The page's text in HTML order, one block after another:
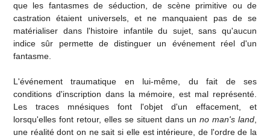
que les fantasmes de séduction, de scène primitive ou de
castration étaient universels, et ne manquaient pas de se
matérialiser dans l'histoire infantile du sujet, sans qu'aucun
indice sûr permette de distinguer un événement réel d'un
fantasme.
L'événement traumatique en lui-même, du fait de ses
conditions d'inscription dans la mémoire, est mal représenté.
Les traces mnésiques font l'objet d'un effacement, et
lorsqu'elles font retour, elles se situent dans un no man's land,
une réalité dont on ne sait si elle est intérieure, de l'ordre de la